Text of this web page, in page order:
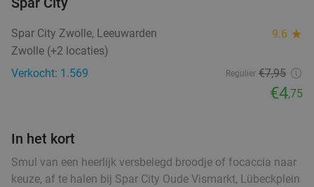
food
food
food
food
Giethoorn 26 min. directions_car
Verkocht: 107
€32 ,50
Wandelarrangement incl. warme drank, gebak
en 2-gangenlunch bij Snack-Plaza & Brasserie
Meuleplein
Spar City Zwolle, Leeuwarden 9.6 star
Zwolle (+2 locaties)
Verkocht: 1.569
Regulier €7,95
€4,75
In het kort
Smul van een heerlijk versbelegd broodje of focaccia naar
keuze, af te halen bij Spar City Oude Vismarkt, Lübeckplein